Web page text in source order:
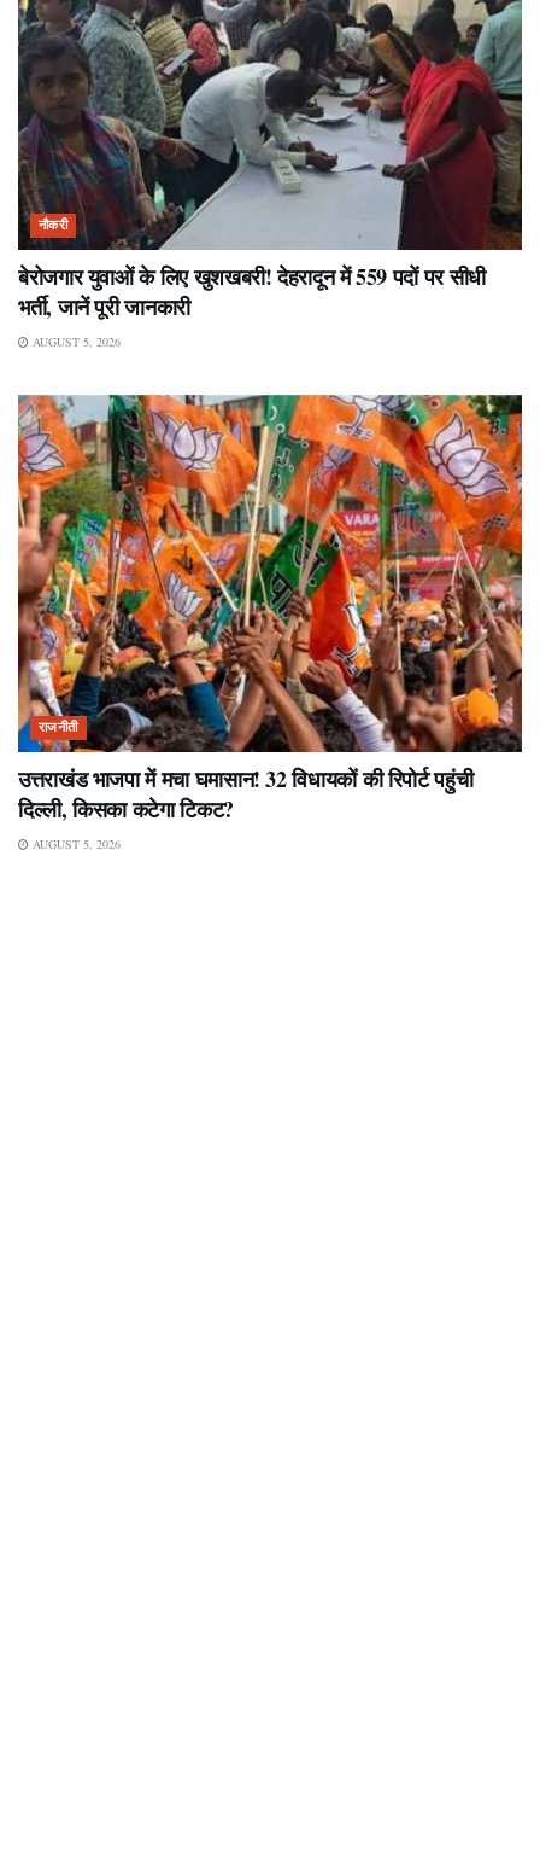
नौकरी
बेरोजगार युवाओं के लिए खुशखबरी! देहरादून में 559 पदों पर सीधी
भर्ती, जानें पूरी जानकारी
AUGUST 5, 2026
राजनीती
उत्तराखंड भाजपा में मचा घमासान! 32 विधायकों की रिपोर्ट पहुंची
दिल्ली, किसका कटेगा टिकट?
AUGUST 5, 2026